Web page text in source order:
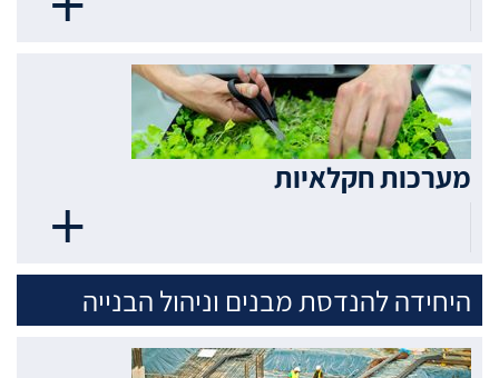
מערכות חקלאיות
היחידה להנדסת מבנים וניהול הבנייה